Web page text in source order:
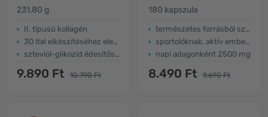
231,80 g
II. típusú kollagén
30 ital elkészítéséhez elegendő por
szteviol-glikozid édesítőszerrel
9.890 Ft 10.790 Ft
180 kapszula
természetes forrásból származó
sportolóknak, aktív embereknek, idősebbeknek ...
napi adagonként 2500 mg
8.490 Ft 9.690 Ft